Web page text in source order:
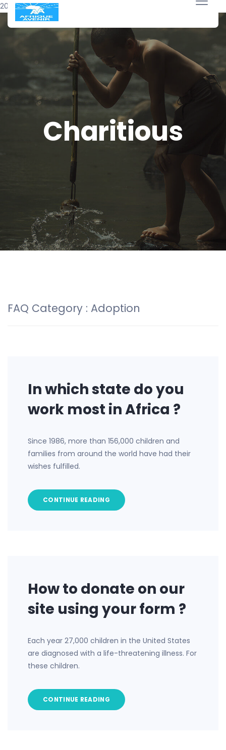
20 avril 2018
Charitious
FAQ Category : Adoption
In which state do you
work most in Africa ?
Since 1986, more than 156,000 children and
families from around the world have had their
wishes fulfilled.
CONTINUE READING
How to donate on our
site using your form ?
Each year 27,000 children in the United States
are diagnosed with a life-threatening illness. For
these children.
CONTINUE READING